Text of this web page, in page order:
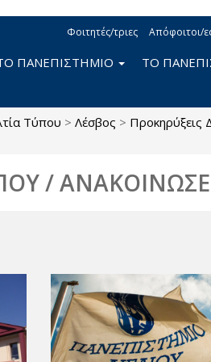
Φοιτητές/τριες Απόφοιτοι/
ΠΑΝΕΠΙΣΤΗΜΙΟ ΤΟ
Τύπου > Λέσβος > Προκηρύξεις
/